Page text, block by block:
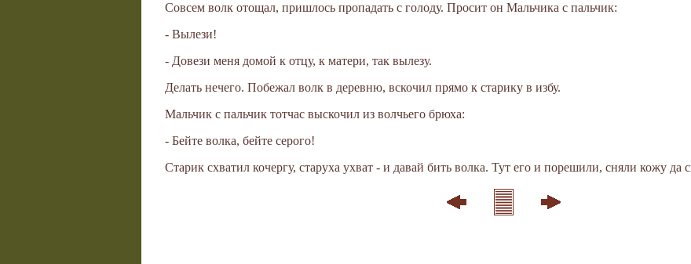
Совсем волк отощал, пришлось пропадать с голоду. Просит он Мальчика с пальчик:
- Вылези!
- Довези меня домой к отцу, к матери, так вылезу.
Делать нечего. Побежал волк в деревню, вскочил прямо к старику в избу.
Мальчик с пальчик тотчас выскочил из волчьего брюха:
- Бейте волка, бейте серого!
Старик схватил кочергу, старуха ухват - и давай бить волка. Тут его и порешили, сняли кожу да